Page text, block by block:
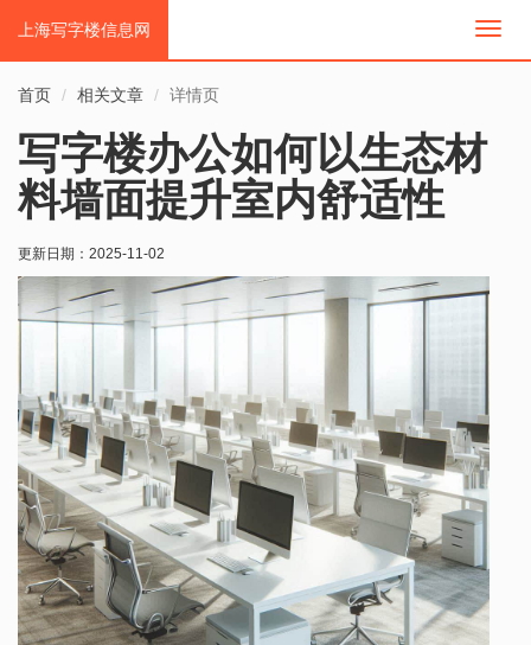
切
上海写字楼信息网
首页 相关文章 详情页
写字楼办公如何以生态材
料墙面提升室内舒适性
更新日期： 2025-11-02